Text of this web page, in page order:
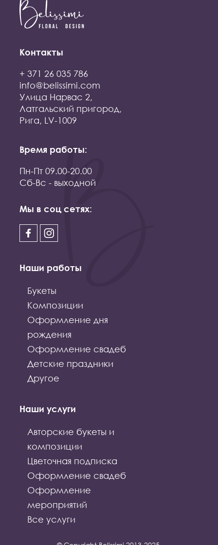
Контакты
+ 371 26 035 786
info@belissimi.com
Улица Нарвас 2,
Латгальский пригород,
Рига, LV-1009
Время работы:
Пн-Пт 09.00-20.00
Сб-Вс - выходной
Мы в соц сетях:
Наши работы
Букеты
Композиции
Оформление дня
рождения
Оформление свадеб
Детские праздники
Другое
Наши услуги
Авторские букеты и
композиции
Цветочная подписка
Оформление свадеб
Оформление
мероприятий
Все услуги